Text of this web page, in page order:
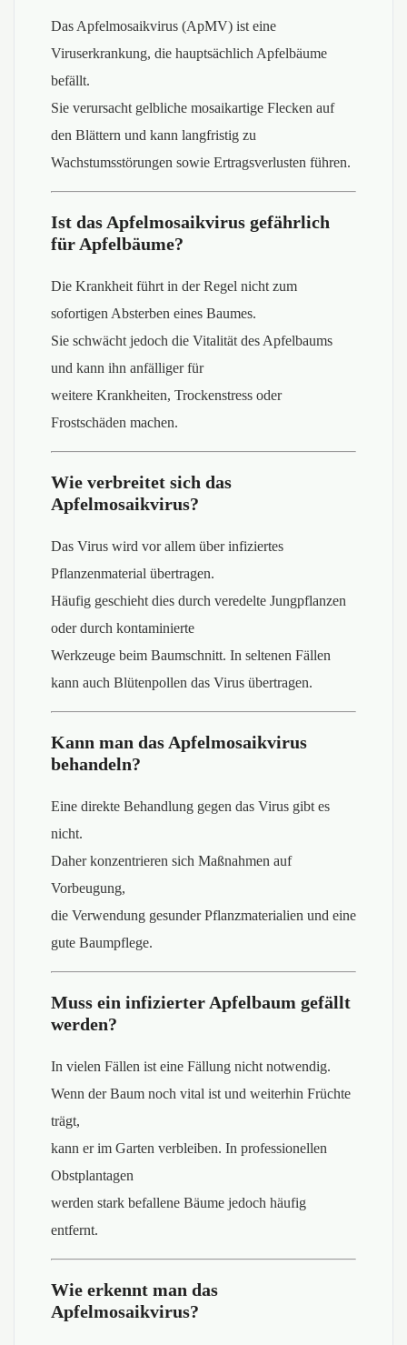
Das Apfelmosaikvirus (ApMV) ist eine
Viruserkrankung, die hauptsächlich Apfelbäume
befällt.
Sie verursacht gelbliche mosaikartige Flecken auf
den Blättern und kann langfristig zu
Wachstumsstörungen sowie Ertragsverlusten führen.
Ist das Apfelmosaikvirus gefährlich
für Apfelbäume?
Die Krankheit führt in der Regel nicht zum
sofortigen Absterben eines Baumes.
Sie schwächt jedoch die Vitalität des Apfelbaums
und kann ihn anfälliger für
weitere Krankheiten, Trockenstress oder
Frostschäden machen.
Wie verbreitet sich das
Apfelmosaikvirus?
Das Virus wird vor allem über infiziertes
Pflanzenmaterial übertragen.
Häufig geschieht dies durch veredelte Jungpflanzen
oder durch kontaminierte
Werkzeuge beim Baumschnitt. In seltenen Fällen
kann auch Blütenpollen das Virus übertragen.
Kann man das Apfelmosaikvirus
behandeln?
Eine direkte Behandlung gegen das Virus gibt es
nicht.
Daher konzentrieren sich Maßnahmen auf
Vorbeugung,
die Verwendung gesunder Pflanzmaterialien und eine
gute Baumpflege.
Muss ein infizierter Apfelbaum gefällt
werden?
In vielen Fällen ist eine Fällung nicht notwendig.
Wenn der Baum noch vital ist und weiterhin Früchte
trägt,
kann er im Garten verbleiben. In professionellen
Obstplantagen
werden stark befallene Bäume jedoch häufig
entfernt.
Wie erkennt man das
Apfelmosaikvirus?